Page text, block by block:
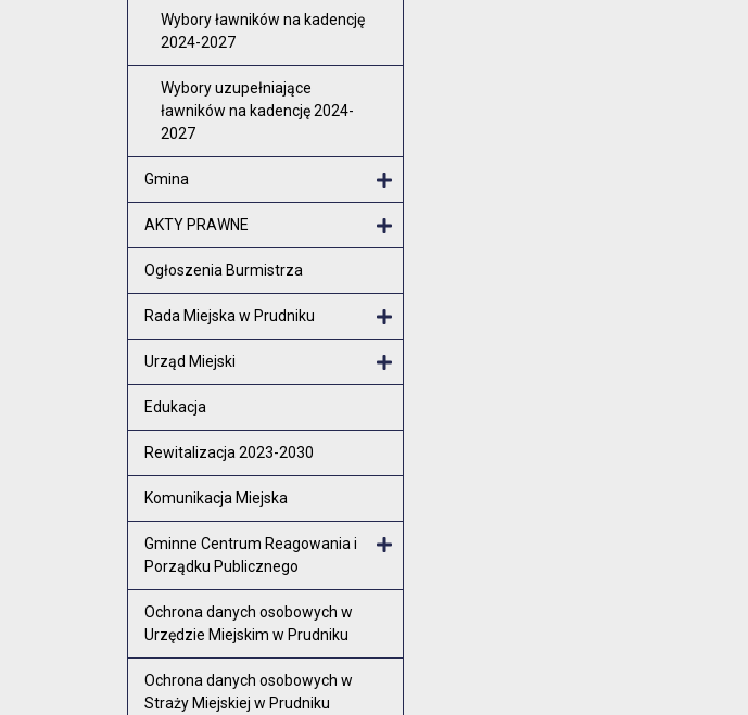
Wybory ławników na kadencję
2024-2027
Wybory uzupełniające
ławników na kadencję 2024-
2027
Gmina
AKTY PRAWNE
Ogłoszenia Burmistrza
Rada Miejska w Prudniku
Urząd Miejski
Edukacja
Rewitalizacja 2023-2030
Komunikacja Miejska
Gminne Centrum Reagowania i
Porządku Publicznego
Ochrona danych osobowych w
Urzędzie Miejskim w Prudniku
Ochrona danych osobowych w
Straży Miejskiej w Prudniku